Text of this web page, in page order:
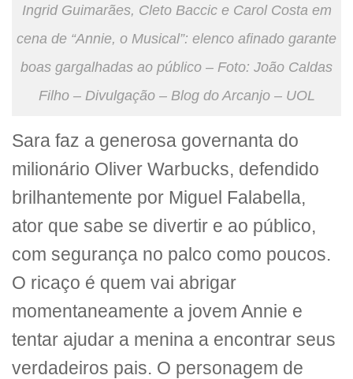
Ingrid Guimarães, Cleto Baccic e Carol Costa em
cena de “Annie, o Musical”: elenco afinado garante
boas gargalhadas ao público – Foto: João Caldas
Filho – Divulgação – Blog do Arcanjo – UOL
Sara faz a generosa governanta do
milionário Oliver Warbucks, defendido
brilhantemente por Miguel Falabella,
ator que sabe se divertir e ao público,
com segurança no palco como poucos.
O ricaço é quem vai abrigar
momentaneamente a jovem Annie e
tentar ajudar a menina a encontrar seus
verdadeiros pais. O personagem de